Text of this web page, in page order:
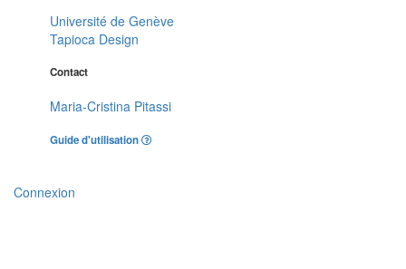
Université de Genève
Tapioca Design
Contact
Maria-Cristina Pitassi
Guide d'utilisation
Connexion